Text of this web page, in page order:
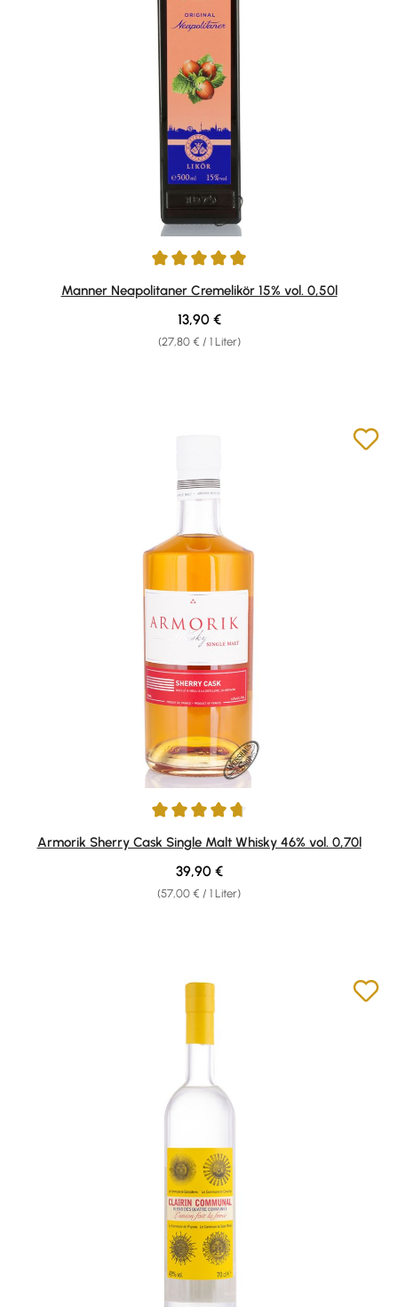
Durchschnittliche Bewertung von 4.91 von 5 Sternen
Manner Neapolitaner Cremelikör 15% vol. 0,50l
(27,80 € / 1 Liter)
Regulärer Preis:
13,90 €
Durchschnittliche Bewertung von 4.63 von 5 Sternen
Armorik Sherry Cask Single Malt Whisky 46% vol. 0,70l
(57,00 € / 1 Liter)
Regulärer Preis:
39,90 €